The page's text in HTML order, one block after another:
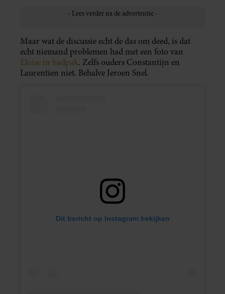
Maar wat de discussie echt de das om deed, is dat
echt niemand problemen had met een foto van
Eloise in badpak. Zelfs ouders Constantijn en
Laurentien niet. Behalve Jeroen Snel.
Dit bericht op Instagram bekijken